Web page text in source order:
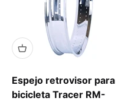
Espejo retrovisor para
bicicleta Tracer RM-